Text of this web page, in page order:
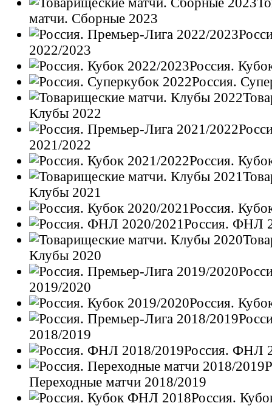
матчи. Сборные 2023
2022/2023
Россия.
Россия.
Клубы 2022
2021/2022
Россия.
Клубы 2021
Россия.
Россия. ФНЛ
Клубы 2020
2019/2020
Россия.
2018/2019
Россия. ФНЛ
Переходные матчи 2018/2019
Россия.